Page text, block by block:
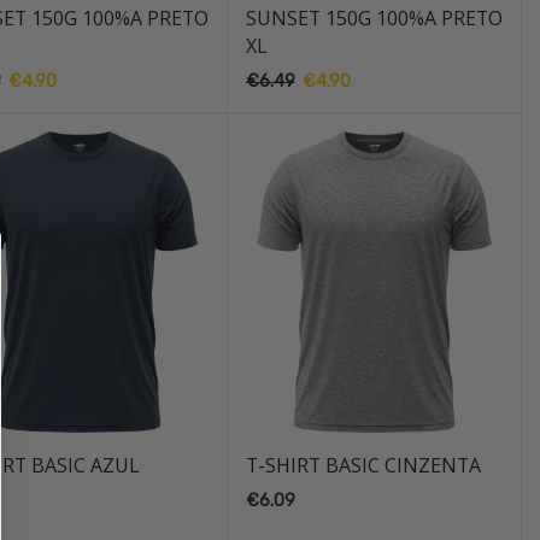
150G 100%A PRETO
O
original
era:
€4.90O
atual
SUNSET 150G 100%A PRETO
XL
€6.49 O
original
era:
€4.90O
atual
é:
BASIC AZUL T-SHIRT BASIC CINZENTA
€6.09